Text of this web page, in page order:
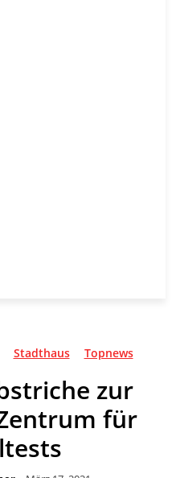
Stadthaus Topnews
zur
für